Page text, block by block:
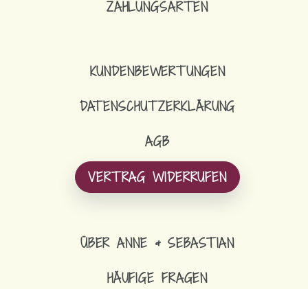
ZAHLUNGSARTEN
KUNDENBEWERTUNGEN
DATENSCHUTZERKLÄRUNG
AGB
VERTRAG WIDERRUFEN
ÜBER ANNE & SEBASTIAN
HÄUFIGE FRAGEN